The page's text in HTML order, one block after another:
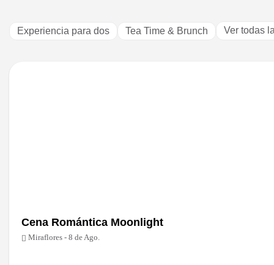
Experiencia para dos Tea Time & Brunch Ver todas
Cena Romántica Moonlight
Miraflores - 8 de Ago.